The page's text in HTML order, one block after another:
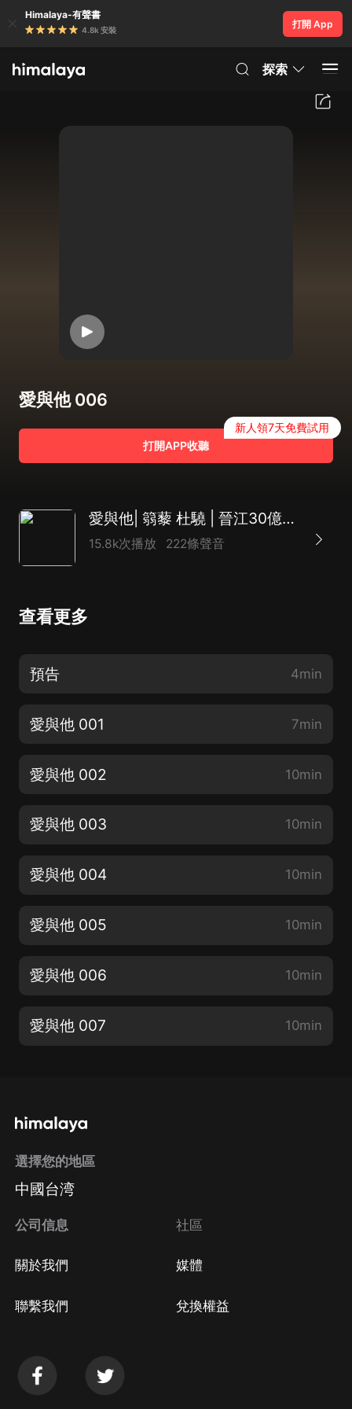
Himalaya-有聲書
4.8k 安裝
打開 App
探索
愛與他 006
打開APP收聽
新人領7天免費試用
愛與他| 篛藜 杜驍 | 晉江30億積分豪門世家霸寵甜文
15.8k次播放 222條聲音
查看更多
預告 4min
愛與他 001 7min
愛與他 002 10min
愛與他 003 10min
愛與他 004 10min
愛與他 005 10min
愛與他 006 10min
愛與他 007 10min
選擇您的地區
中國台湾
公司信息
關於我們
聯繫我們
社區
媒體
兌換權益